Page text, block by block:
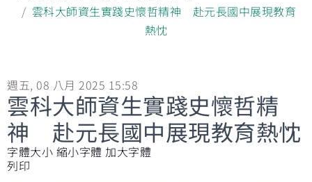
雲科大師資生實踐史懷哲精神 赴元長國中展現教育
熱忱
週五, 08 八月 2025 15:58
雲科大師資生實踐史懷哲精
神 赴元長國中展現教育熱忱
字體大小 縮小字體 加大字體
列印